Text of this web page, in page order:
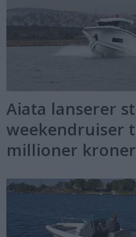
Aiata lanserer
weekendruiser
millioner kroner